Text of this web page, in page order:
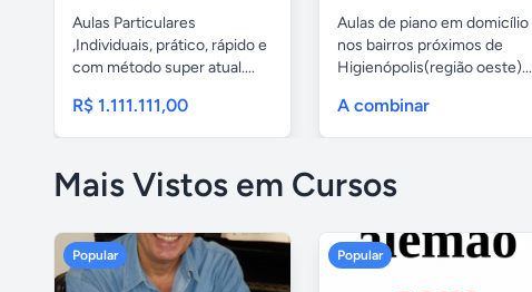
Aulas Particulares
,Individuais, prático, rápido e
com método super atual....
R$ 1.111.111,00
Aulas de piano em domicílio
nos bairros próximos de
Higienópolis(região oeste)...
A combinar
Mais Vistos em Cursos
Popular Popular